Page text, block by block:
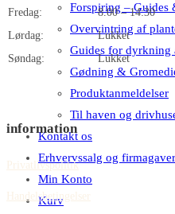
Forspiring – Guides
Overvintring af
Guides for dyrkning
Gødning &
Produktanmeldelser
Til haven og
Kontakt os
Erhvervssalg og firmagaver
Min Konto
Kurv
Fredag:
8.00 – 14:30
Lørdag:
Lukket
Søndag:
Lukket
information
Privatlivspolitik
Handelsbetingelser